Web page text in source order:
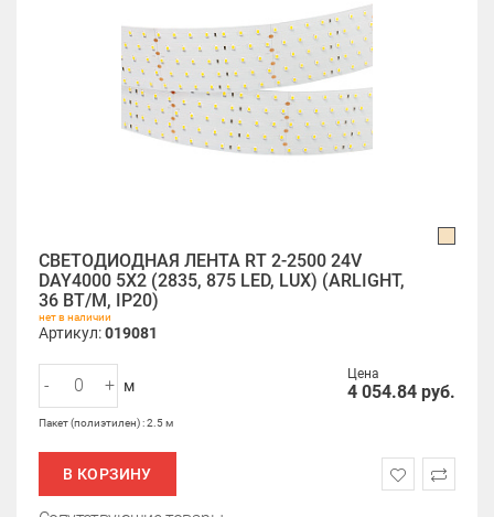
СВЕТОДИОДНАЯ ЛЕНТА RT 2-2500 24V
DAY4000 5X2 (2835, 875 LED, LUX) (ARLIGHT,
36 ВТ/М, IP20)
нет в наличии
Артикул:019081
Цена
4 054.84 руб.
- + м
Пакет (полиэтилен) : 2.5 м
В КОРЗИНУ